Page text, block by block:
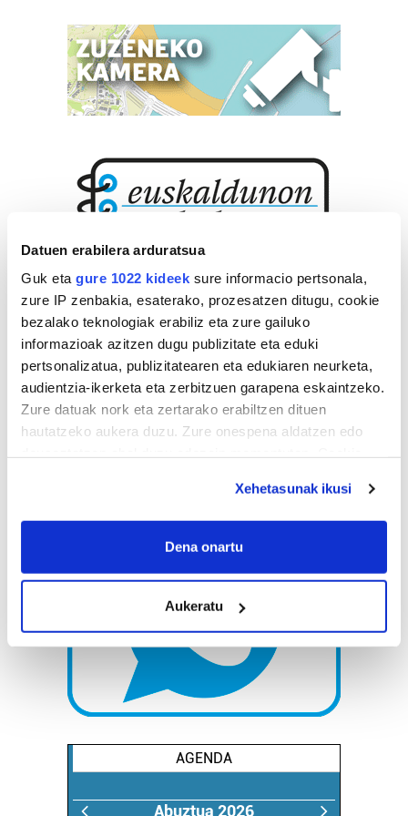
Datuen erabilera arduratsua
Guk eta gure 1022 kideek sure informacio pertsonala,
zure IP zenbakia, esaterako, prozesatzen ditugu, cookie
bezalako teknologiak erabiliz eta zure gailuko
informazioak azitzen dugu publizitate eta eduki
pertsonalizatua, publizitatearen eta edukiaren neurketa,
audientzia-ikerketa eta zerbitzuen garapena eskaintzeko.
Zure datuak nork eta zertarako erabiltzen dituen
hautatzeko aukera duzu. Zure onespena aldatzen edo
If you allow, we would also like to:
Collect information about your geographical
Identify your device by actively scanning it for
specific characteristics (fingerprinting)
Find out more about how your personal data is processed
and set your preferences in the
details section
Guk eta gure bazkideek zure datu pertsonalak
prozesatzen ditugu, zure IP zenbakia, besteak beste,
teknologia erabiliz, cookieak adibidez, iragarki eta eduki
neurtzeko, jendeari buruzko informazioa biltzeko eta
Xehetasunak ikusi
Dena onartu
Aukeratu
AGENDA
Abuztua 2026